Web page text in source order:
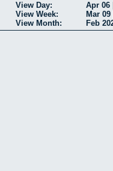
View Day: Apr 06
View Week:
Mar 09
View Month:
Feb